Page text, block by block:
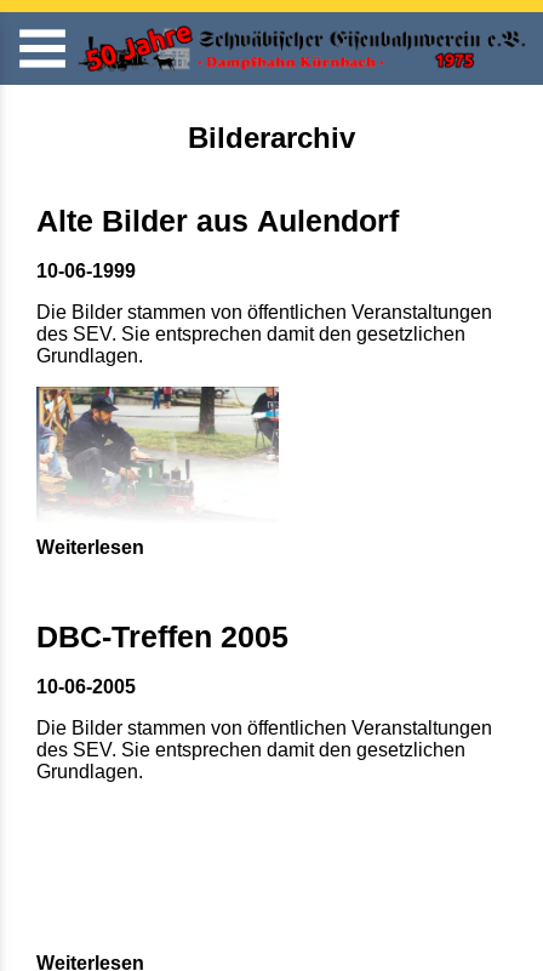
Bilderarchiv
Alte Bilder aus Aulendorf
10-06-1999
Die Bilder stammen von öffentlichen Veranstaltungen
des SEV. Sie entsprechen damit den gesetzlichen
Grundlagen.
Weiterlesen
DBC-Treffen 2005
10-06-2005
Die Bilder stammen von öffentlichen Veranstaltungen
des SEV. Sie entsprechen damit den gesetzlichen
Grundlagen.
Weiterlesen